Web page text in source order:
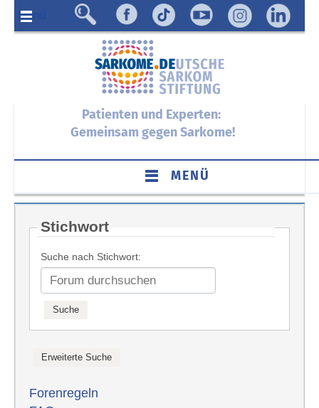
Menü
Patienten und Experten:
Gemeinsam gegen Sarkome!
MENÜ
Stichwort
Suche nach Stichwort:
Forenregeln